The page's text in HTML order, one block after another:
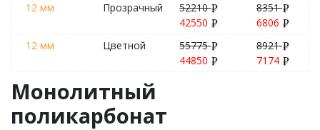
12 мм
Прозрачный
52210
42550
8351
6806
12 мм
Цветной
55775
44850
8921
7174
Монолитный
поликарбонат